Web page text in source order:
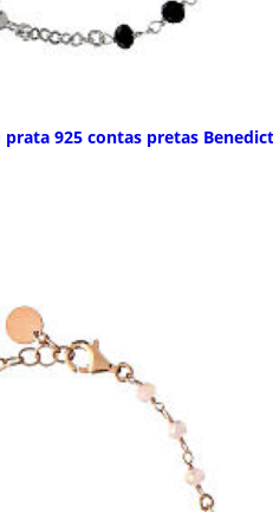
prata 925 contas pretas